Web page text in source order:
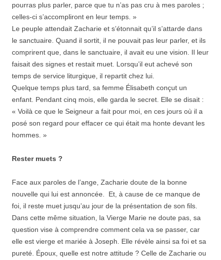
pourras plus parler, parce que tu n’as pas cru à mes paroles ;
celles-ci s’accompliront en leur temps. »
Le peuple attendait Zacharie et s’étonnait qu’il s’attarde dans
le sanctuaire. Quand il sortit, il ne pouvait pas leur parler, et ils
comprirent que, dans le sanctuaire, il avait eu une vision. Il leur
faisait des signes et restait muet. Lorsqu’il eut achevé son
temps de service liturgique, il repartit chez lui.
Quelque temps plus tard, sa femme Élisabeth conçut un
enfant. Pendant cinq mois, elle garda le secret. Elle se disait :
« Voilà ce que le Seigneur a fait pour moi, en ces jours où il a
posé son regard pour effacer ce qui était ma honte devant les
hommes. »
Rester muets ?
Face aux paroles de l’ange, Zacharie doute de la bonne
nouvelle qui lui est annoncée. Et, à cause de ce manque de
foi, il reste muet jusqu’au jour de la présentation de son fils.
Dans cette même situation, la Vierge Marie ne doute pas, sa
question vise à comprendre comment cela va se passer, car
elle est vierge et mariée à Joseph. Elle révèle ainsi sa foi et sa
pureté. Époux, quelle est notre attitude ? Celle de Zacharie ou